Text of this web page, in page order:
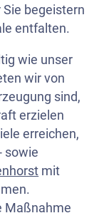
begeistern
entfalten.
wie unser
wir von
sind,
erzielen
erreichen,
sowie
mit
Maßnahme